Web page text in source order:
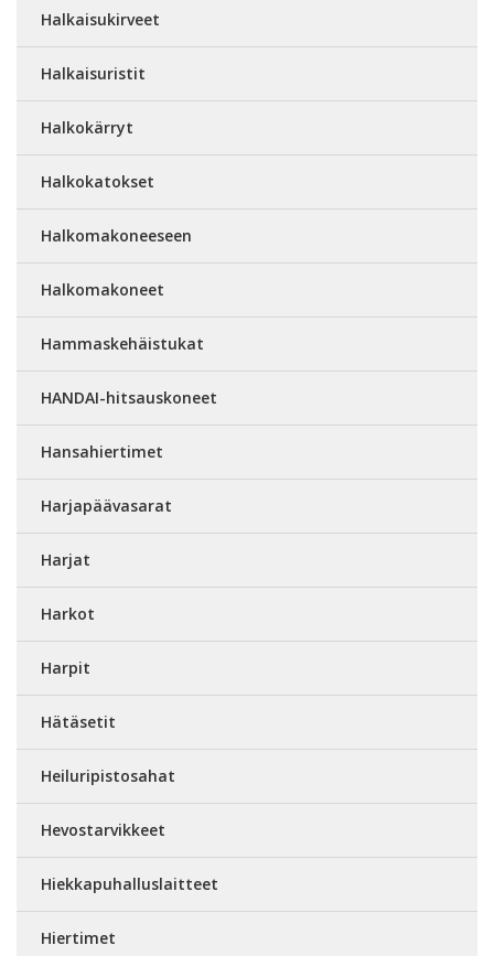
Halkaisukirveet
Halkaisuristit
Halkokärryt
Halkokatokset
Halkomakoneeseen
Halkomakoneet
Hammaskehäistukat
HANDAI-hitsauskoneet
Hansahiertimet
Harjapäävasarat
Harjat
Harkot
Harpit
Hätäsetit
Heiluripistosahat
Hevostarvikkeet
Hiekkapuhalluslaitteet
Hiertimet